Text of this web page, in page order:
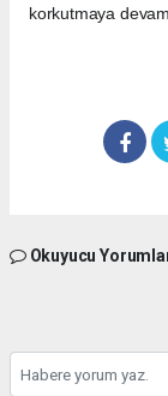
korkutmaya
Okuyucu